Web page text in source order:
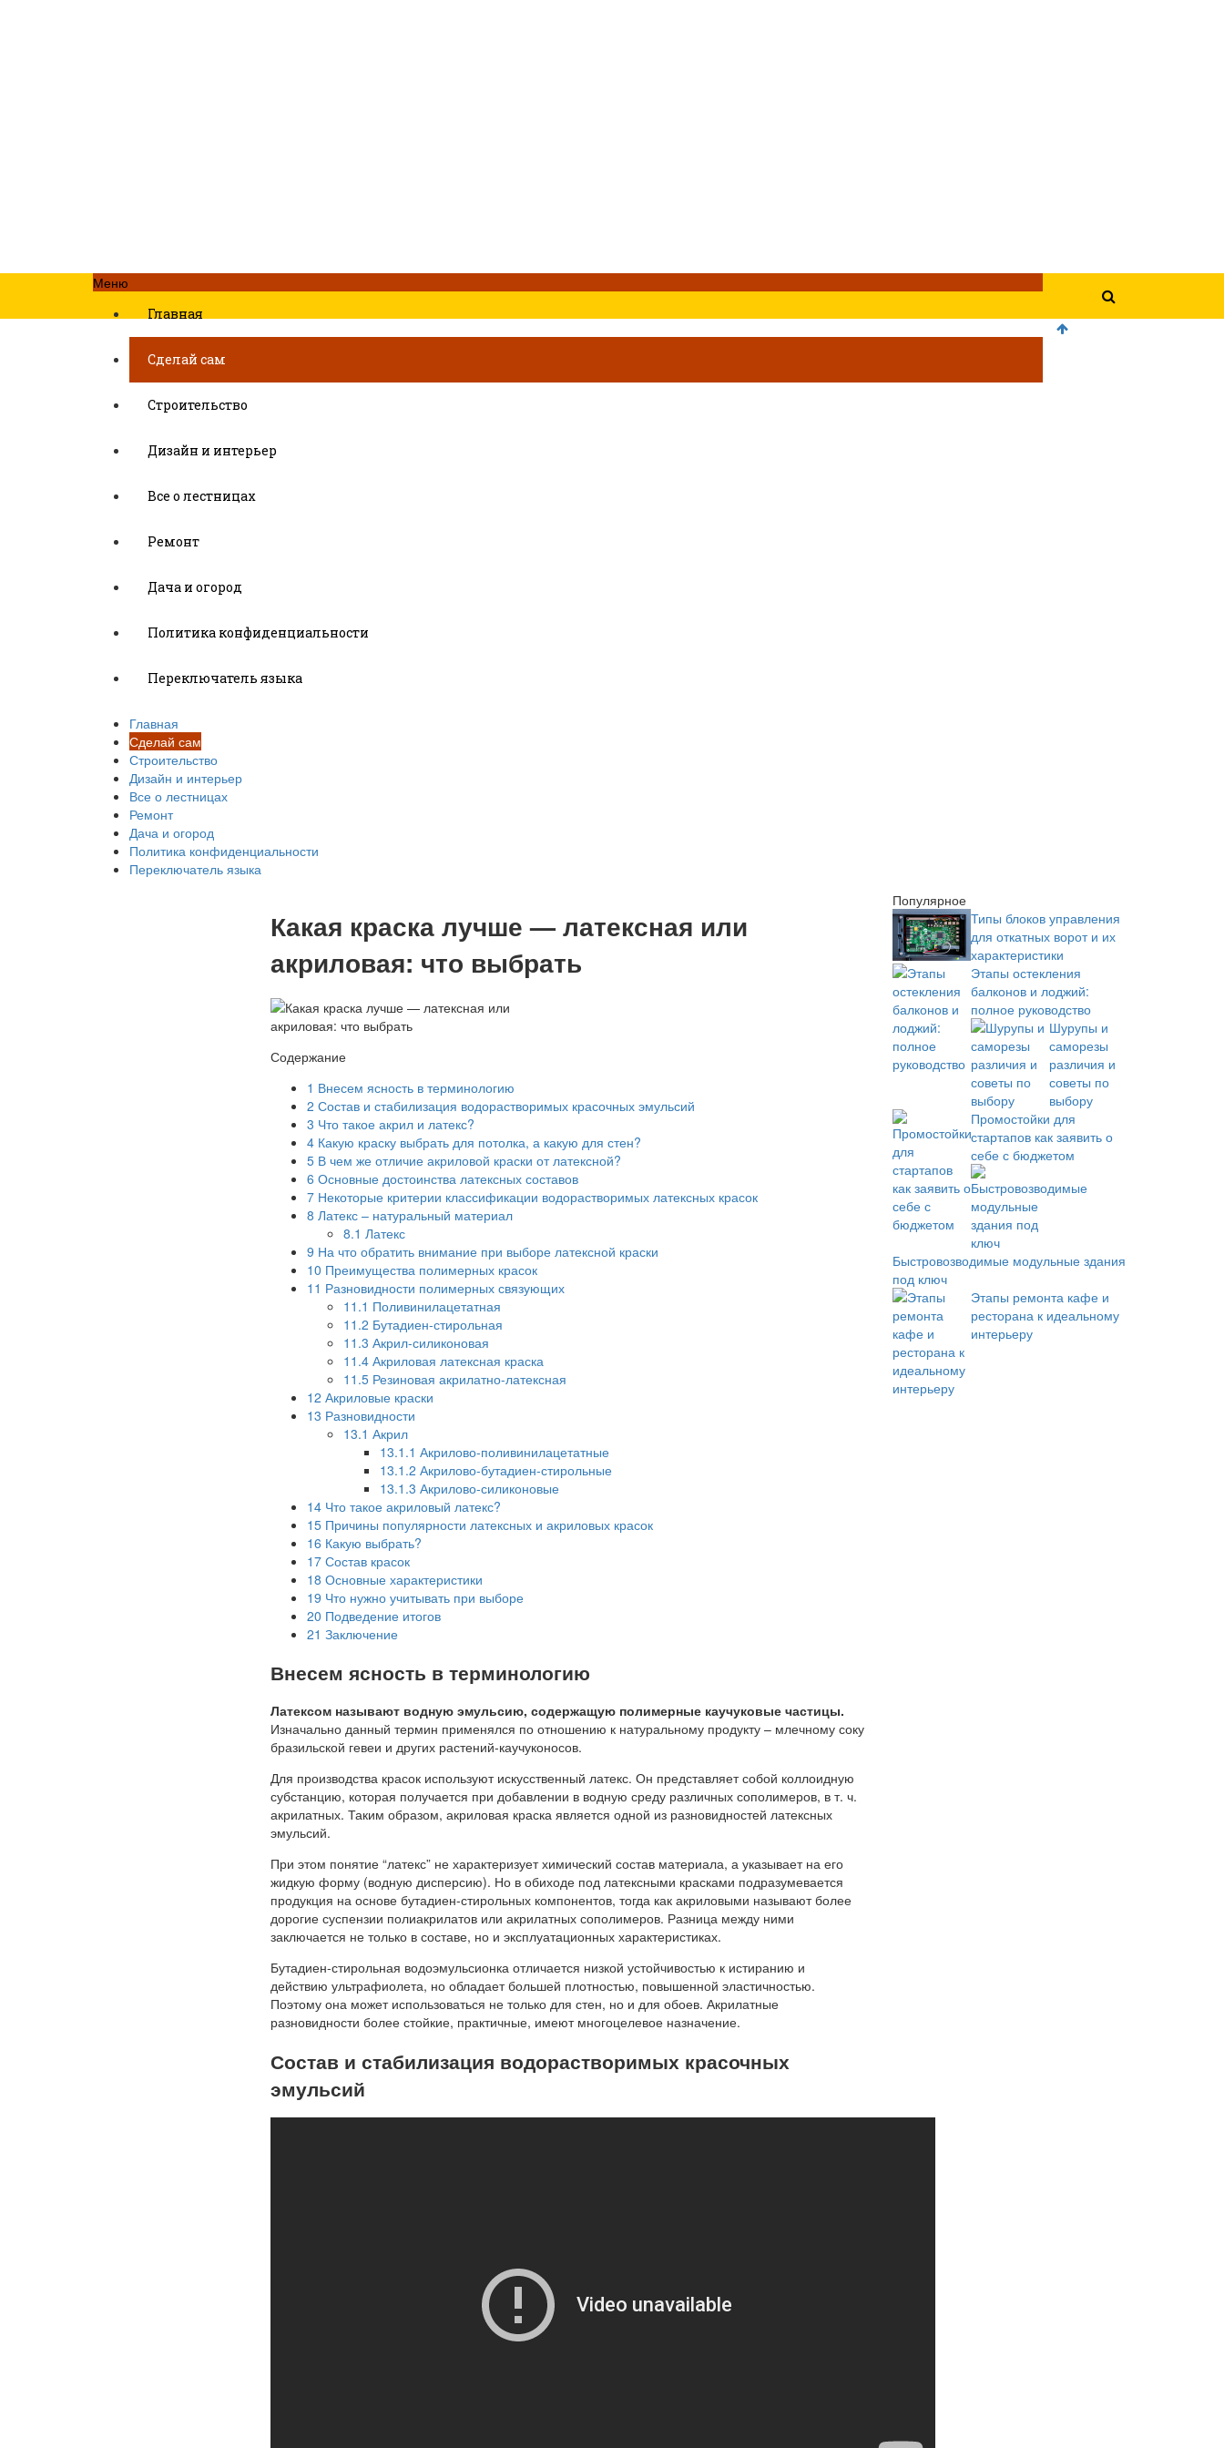
Меню
Главная
Сделай сам
Строительство
Дизайн и интерьер
Все о лестницах
Ремонт
Дача и огород
Политика конфиденциальности
Переключатель языка
Главная
Сделай сам
Строительство
Дизайн и интерьер
Все о лестницах
Ремонт
Дача и огород
Политика конфиденциальности
Переключатель языка
Какая краска лучше — латексная или
акриловая: что выбрать
Содержание
1 Внесем ясность в терминологию
2 Состав и стабилизация водорастворимых красочных эмульсий
3 Что такое акрил и латекс?
4 Какую краску выбрать для потолка, а какую для стен?
5 В чем же отличие акриловой краски от латексной?
6 Основные достоинства латексных составов
7 Некоторые критерии классификации водорастворимых латексных красок
8 Латекс – натуральный материал
8.1 Латекс
9 На что обратить внимание при выборе латексной краски
10 Преимущества полимерных красок
11 Разновидности полимерных связующих
11.1 Поливинилацетатная
11.2 Бутадиен-стирольная
11.3 Акрил-силиконовая
11.4 Акриловая латексная краска
11.5 Резиновая акрилатно-латексная
12 Акриловые краски
13 Разновидности
13.1 Акрил
13.1.1 Акрилово-поливинилацетатные
13.1.2 Акрилово-бутадиен-стирольные
13.1.3 Акрилово-силиконовые
14 Что такое акриловый латекс?
15 Причины популярности латексных и акриловых красок
16 Какую выбрать?
17 Состав красок
18 Основные характеристики
19 Что нужно учитывать при выборе
20 Подведение итогов
21 Заключение
Внесем ясность в терминологию
Латексом называют водную эмульсию, содержащую полимерные каучуковые частицы.
Изначально данный термин применялся по отношению к натуральному продукту – млечному соку
бразильской гевеи и других растений-каучуконосов.
Для производства красок используют искусственный латекс. Он представляет собой коллоидную
субстанцию, которая получается при добавлении в водную среду различных сополимеров, в т. ч.
акрилатных. Таким образом, акриловая краска является одной из разновидностей латексных
эмульсий.
При этом понятие “латекс” не характеризует химический состав материала, а указывает на его
жидкую форму (водную дисперсию). Но в обиходе под латексными красками подразумевается
продукция на основе бутадиен-стирольных компонентов, тогда как акриловыми называют более
дорогие суспензии полиакрилатов или акрилатных сополимеров. Разница между ними
заключается не только в составе, но и эксплуатационных характеристиках.
Бутадиен-стирольная водоэмульсионка отличается низкой устойчивостью к истиранию и
действию ультрафиолета, но обладает большей плотностью, повышенной эластичностью.
Поэтому она может использоваться не только для стен, но и для обоев. Акрилатные
разновидности более стойкие, практичные, имеют многоцелевое назначение.
Состав и стабилизация водорастворимых красочных
эмульсий
Популярное
Типы блоков управления
для откатных ворот и их
характеристики
Этапы остекления
балконов и лоджий:
полное руководство
Шурупы и
саморезы
различия и
советы по
выбору
Промостойки для
стартапов как заявить о
себе с бюджетом
Быстровозводимые модульные здания
под ключ
Этапы ремонта кафе и
ресторана к идеальному
интерьеру